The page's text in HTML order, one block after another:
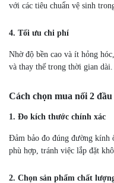
với các tiêu chuẩn vệ sinh
4. Tối ưu chi phí
Nhờ độ bền cao và ít hỏng
và thay thế trong thời gian dài.
Cách chọn mua nối 2
1. Đo kích thước chính xác
Đảm bảo đo đúng đường kính
phù hợp, tránh việc lắp đặt
2. Chọn sản phẩm chất